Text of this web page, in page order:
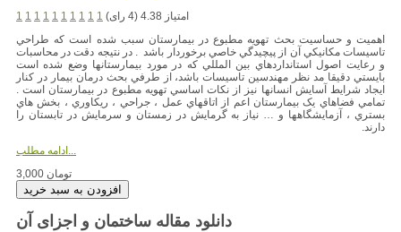
1 1 1 1 1 1 1 1 1 1
امتیاز 4.38 (4 رای)
اهميت و حساسيت بحث تهويه مطبوع در بيمارستان سبب شده است که طراحي
تاسيسات مکانيکي آن از پيچيدگي خاصي برخوردار باشد . در نتيجه دقت در محاسبات
و رعايت اصول استانداردهاي بين المللي که در مورد بيمارستانها وضع شده است
بايستي دقيقا مد نظر مهندسین تاسيسات باشد، از طرفي بحث درمان بيمار در کنار
ايجاد شرايط آسايش انسانها نيز از نکات اساسي تهويه مطبوع در بيمارستان است .
تمامي فضاهاي يک بيمارستان اعم از اتاقهاي عمل ، جراحي ، ريکاوري ، بخش هاي
بستري ، آزمايشگاهها و … نياز به گرمايش در زمستان و سرمايش در تابستان را
دارند.
3,000 تومان
دانلود مقاله ساختمان و اجزای آن